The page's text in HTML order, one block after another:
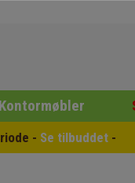
Kontormøbler
- Se tilbuddet -